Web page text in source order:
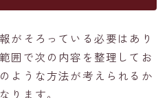
がそろっている必要はあり
囲で次の内容を整理してお
ような方法が考えられるか
ります。